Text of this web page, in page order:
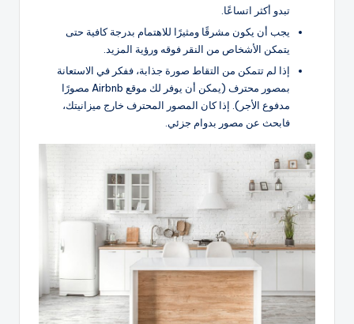
تبدو أكثر اتساعًا.
يجب أن يكون مشرقًا ومثيرًا للاهتمام بدرجة كافية حتى
يتمكن الأشخاص من النقر فوقه ورؤية المزيد.
إذا لم تتمكن من التقاط صورة جذابة، ففكر في الاستعانة
بمصور محترف (يمكن أن يوفر لك موقع Airbnb مصورًا
مدفوع الأجر). إذا كان المصور المحترف خارج ميزانيتك،
فابحث عن مصور بدوام جزئي.